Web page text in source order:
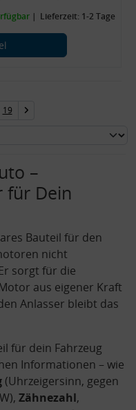
Lieferzeit: 1-2 Tage
19
–
für Dein
Bauteil für den
nicht
sorgt für die
aus eigener Kraft
Anlasser bleibt das
für dein Fahrzeug
Informationen – wie
(Uhrzeigersinn, gegen
Zähnezahl,